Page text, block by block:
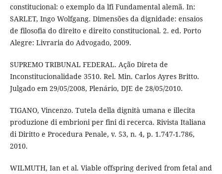
constitucional: o exemplo da lfi Fundamental alemã. In:
SARLET, Ingo Wolfgang. Dimensões da dignidade: ensaios
de filosofia do direito e direito constitucional. 2. ed. Porto
Alegre: Livraria do Advogado, 2009.
SUPREMO TRIBUNAL FEDERAL. Ação Direta de
Inconstitucionalidade 3510. Rel. Min. Carlos Ayres Britto.
Julgado em 29/05/2008, Plenário, DJE de 28/05/2010.
TIGANO, Vincenzo. Tutela della dignità umana e illecita
produzione di embrioni per fini di recerca. Rivista Italiana
di Diritto e Procedura Penale, v. 53, n. 4, p. 1.747-1.786,
2010.
WILMUTH, Ian et al. Viable offspring derived from fetal and